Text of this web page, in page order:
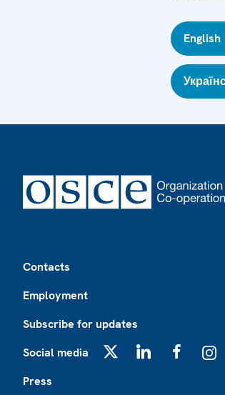
English
Contacts
Employment
Subscribe for updates
Social media
Press